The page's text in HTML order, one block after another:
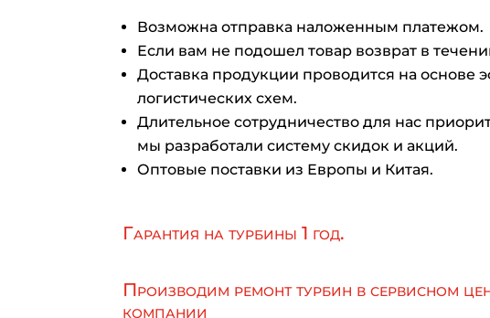
Возможна отправка наложенным платежом.
Если вам не подошел товар возврат в
Доставка продукции проводится на основе
логистических схем.
Длительное сотрудничество для нас
мы разработали систему скидок и акций.
Оптовые поставки из Европы и Китая.
Гарантия на турбины 1 год.
Производим ремонт турбин в сервисном
компании